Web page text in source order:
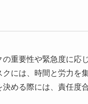
重要性や緊急度に応
には、時間と労力を
める際には、責任度